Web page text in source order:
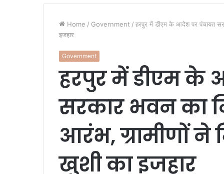
Home / Government / हरपुर में डीएम के आदेश पर पंचायत
इजहार
Government
हरपुर में डीएम के
सरकार भवन का
आरंभ, ग्रामीणों ने
खुशी का इजहार